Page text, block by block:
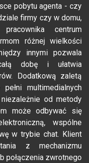
pobytu agenta - czy
firmy czy w domu,
centrum
różnej wielkości
innymi pozwala
dobę i ułatwia
Dodatkową zaletą
multimedialnych
od metody
może odbywać się
wspólne
w trybie chat. Klient
z mechanizmu
połączenia zwrotnego